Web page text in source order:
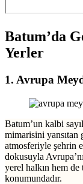
Batum’da
Yerler
1. Avrupa
Batum’un kalbi
mimarisini yansıtan
atmosferiyle şehrin
dokusuyla
yerel halkın hem de
konumundadır.